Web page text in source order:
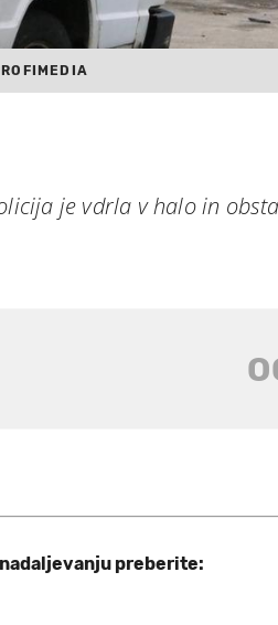
je vdrla v halo in
preberite: